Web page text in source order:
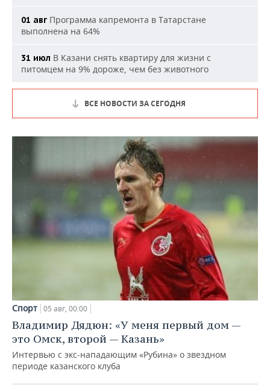
01 авг Программа капремонта в Татарстане
выполнена на 64%
31 июл В Казани снять квартиру для жизни с
питомцем на 9% дороже, чем без животного
ВСЕ НОВОСТИ ЗА СЕГОДНЯ
Спорт 05 авг, 00:00
Владимир Дядюн: «У меня первый дом —
это Омск, второй — Казань»
Интервью с экс-нападающим «Рубина» о звездном
периоде казанского клуба